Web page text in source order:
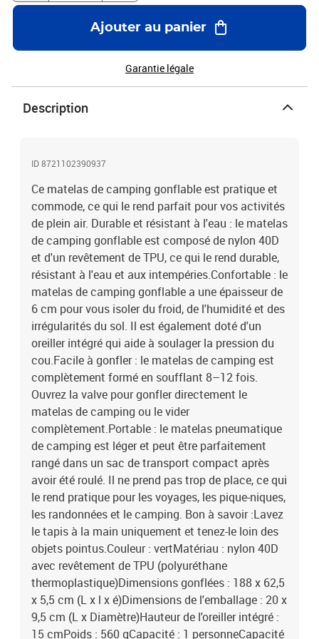
les randonnées et le camping. Bon à savoir :Lavez le tapis à la
main uniquement et tenez-le loin des objets pointus.Couleur :
vertMatériau : nylon 40D avec revêtement de TPU (polyuréthane
thermoplastique)Dimensions gonflées : 188 x 62,5 x 5,5 cm (L x l x
é)Dimensions de l'emballage : 20 x 9,5 cm (L x Diamètre)Hauteur
matelas de camping gonflable1 x sac de transport2 x autocollant
Ajouter au panier
Garantie légale
Description
ID 8721102390937
Ce matelas de camping gonflable est pratique et
commode, ce qui le rend parfait pour vos activités
de plein air. Durable et résistant à l'eau : le matelas
de camping gonflable est composé de nylon 40D
et d'un revêtement de TPU, ce qui le rend durable,
résistant à l'eau et aux intempéries.Confortable : le
matelas de camping gonflable a une épaisseur de
6 cm pour vous isoler du froid, de l'humidité et des
irrégularités du sol. Il est également doté d'un
oreiller intégré qui aide à soulager la pression du
cou.Facile à gonfler : le matelas de camping est
complètement formé en soufflant 8–12 fois.
Ouvrez la valve pour gonfler directement le
matelas de camping ou le vider
complètement.Portable : le matelas pneumatique
de camping est léger et peut être parfaitement
rangé dans un sac de transport compact après
avoir été roulé. Il ne prend pas trop de place, ce qui
le rend pratique pour les voyages, les pique-niques,
les randonnées et le camping. Bon à savoir :Lavez
le tapis à la main uniquement et tenez-le loin des
objets pointus.Couleur : vertMatériau : nylon 40D
avec revêtement de TPU (polyuréthane
thermoplastique)Dimensions gonflées : 188 x 62,5
x 5,5 cm (L x l x é)Dimensions de l'emballage : 20 x
9,5 cm (L x Diamètre)Hauteur de l'oreiller intégré :
15 cmPoids : 560 gCapacité : 1 personneCapacité